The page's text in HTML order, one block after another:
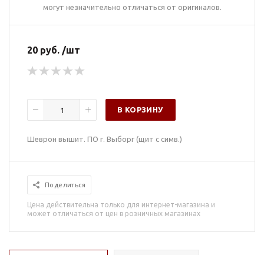
могут незначительно отличаться от оригиналов.
20 руб. /шт
В КОРЗИНУ
Шеврон вышит. ПО г. Выборг (щит с симв.)
Поделиться
Цена действительна только для интернет-магазина и
может отличаться от цен в розничных магазинах